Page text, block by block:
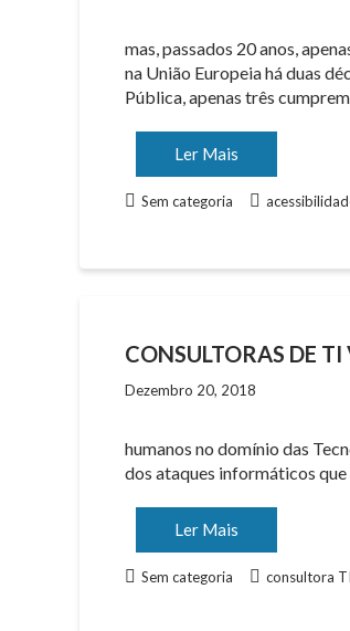
mas, passados 20 anos,
na União Europeia há duas
Pública, apenas três
Ler Mais
Sem categoria
CONSULTORAS DE
Dezembro 20, 2018
humanos no domínio das
dos ataques informáticos
Ler Mais
Sem categoria consultora TI